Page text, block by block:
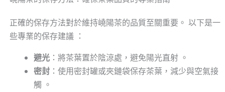
正確的保存方法對於維持嶢陽茶的品質至關重要。 以下是一
些專業的保存建議 ：
避光：將茶葉置於陰涼處，避免陽光直射 。
密封：使用密封罐或夾鏈袋保存茶葉，減少與空氣接
觸 。